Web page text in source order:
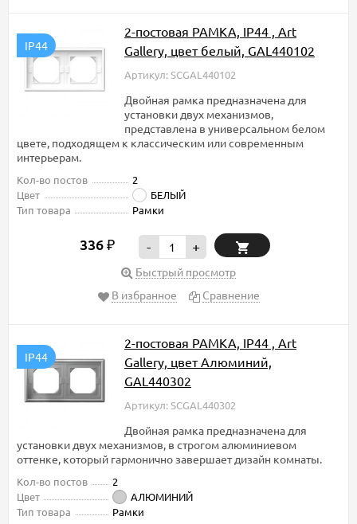
IP44
2-постовая РАМКА, IP44 , Art
Gallery, цвет белый, GAL440102
Артикул: SCGAL440102
Двойная рамка предназначена для
установки двух механизмов,
представлена в универсальном белом
цвете, подходящем к классическим или современным
интерьерам.
Кол-во постов
2
Цвет
БЕЛЫЙ
Тип товара
Рамки
336 ₽ - +
Быстрый просмотр
В избранное
Сравнение
IP44
2-постовая РАМКА, IP44 , Art
Gallery, цвет Алюминий,
GAL440302
Артикул: SCGAL440302
Двойная рамка предназначена для
установки двух механизмов, в строгом алюминиевом
оттенке, который гармонично завершает дизайн комнаты.
Кол-во постов
2
Цвет
АЛЮМИНИЙ
Тип товара
Рамки